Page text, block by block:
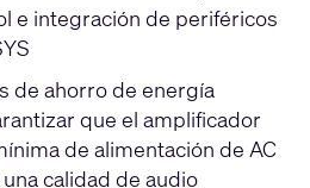
e integración de periféricos
de ahorro de energía
que el amplificador
de alimentación de AC
calidad de audio